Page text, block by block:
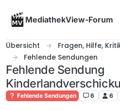
MediathekView-Forum
Übersicht
Fragen, Hilfe,
Fehlende Sendungen
Fehlende Sendung
Fehlende Sendungen 6 6